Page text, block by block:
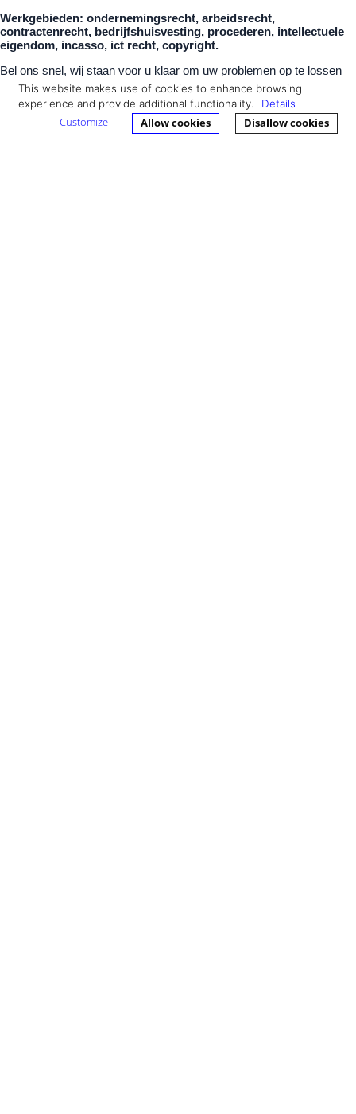
Werkgebieden: ondernemingsrecht, arbeidsrecht,
contractenrecht, bedrijfshuisvesting, procederen, intellectuele
eigendom, incasso, ict recht, copyright.
Bel ons snel, wij staan voor u klaar om uw problemen op te lossen
en om u preventief honderden euro’s te besparen. Junior, senior
advocaten en juristen bij Bedrijfsadvocaten – kijk snel naar onze
tarieven en mogelijkheden.
This website makes use of cookies to enhance browsing
experience and provide additional functionality.
Details
Disallow cookies
Allow cookies
Customize